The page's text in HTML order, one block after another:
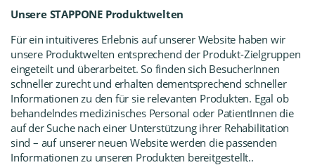
Unsere STAPPONE Produktwelten
Für ein intuitiveres Erlebnis auf unserer Website haben wir
unsere Produktwelten entsprechend der Produkt-Zielgruppen
eingeteilt und überarbeitet. So finden sich BesucherInnen
schneller zurecht und erhalten dementsprechend schneller
Informationen zu den für sie relevanten Produkten. Egal ob
behandelndes medizinisches Personal oder PatientInnen die
auf der Suche nach einer Unterstützung ihrer Rehabilitation
sind – auf unserer neuen Website werden die passenden
Informationen zu unseren Produkten bereitgestellt..